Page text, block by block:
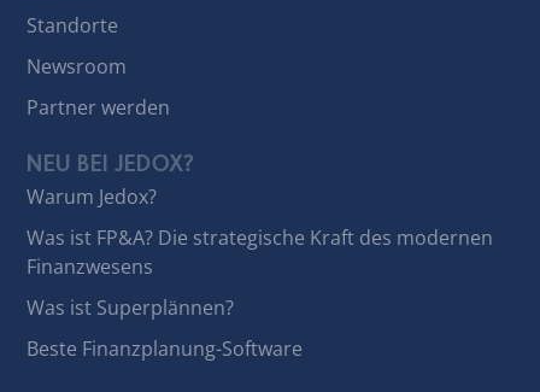
Standorte
Newsroom
Partner werden
NEU BEI JEDOX?
Warum Jedox?
Was ist FP&A? Die strategische Kraft des modernen
Finanzwesens
Was ist Superplännen?
Beste Finanzplanung-Software